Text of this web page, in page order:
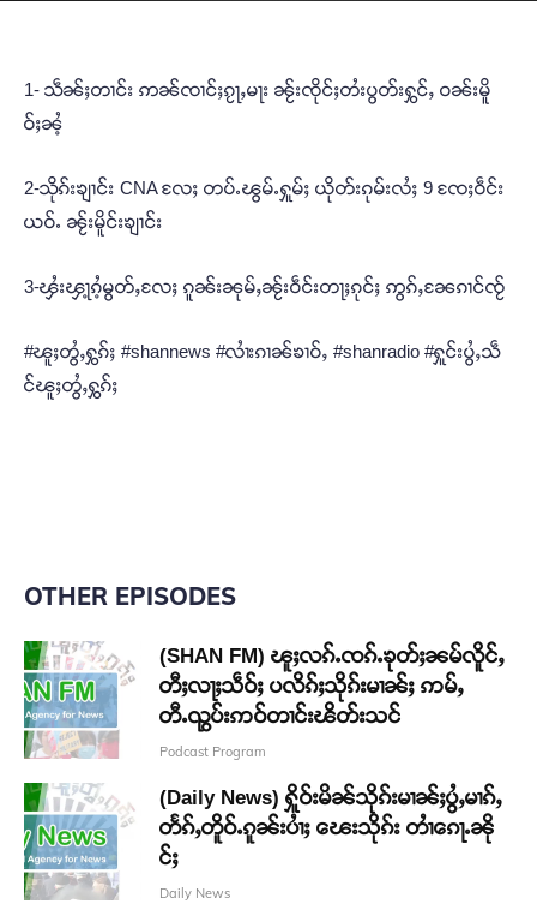
1- သဵၼ်ႈတၢင်း ဢၼ်ၸၢင်ႈၵႂႃႇမႃး ၼႂ်းၸိုင်ႈတႆးပွတ်းႁွင်ႇ ဝၼ်းမိူ
ဝ်ႈၼႆ့
2-သိုၵ်းၶျၢင်း CNA လႄႈ တပ်ႉၽွမ်ႉႁူမ်ႈ ယိုတ်းၵုမ်းလႆႈ 9 ၸႄႈဝဵင်း
ယဝ်ႉ ၼႂ်းမိူင်းၶျၢင်း
3-ၾႆးၾႃ့ၵႆ့မွတ်ႇလႄႈ ၵူၼ်းၼုမ်ႇၼႂ်းဝဵင်းတႃႈၵုင်ႈ ဢွၵ်ႇၼႄၵၢင်ၸႂ်
#ၽူႈတွႆႇႁွၵ်ႈ #shannews #လၢႆးၵၢၼ်ၶၢဝ်ႇ #shanradio #ႁူင်းပွႆႇသဵ
င်ၽူႈတွႆႇႁွၵ်ႈ
OTHER EPISODES
(SHAN FM) ၽူႈလၵ်ႉၸၵ်ႉၶုတ်ႈၼမ်လိူင်ႇ
တီႈလႃႈသဵဝ်ႈ ပလိၵ်ႈသိုၵ်းမၢၼ်ႈ ဢမ်ႇ
တီႉၺွပ်းဢဝ်တၢင်းၽိတ်းသင်
Podcast Program
(Daily News) ႁိူဝ်းမိၼ်သိုၵ်းမၢၼ်ႈပွႆႇမၢၵ်ႇ
တႅၵ်ႇတိူဝ်ႉၵူၼ်းပၢႆႈ ၽေးသိုၵ်း တၢႆၵေႃႉၼို
င်ႈ
Daily News